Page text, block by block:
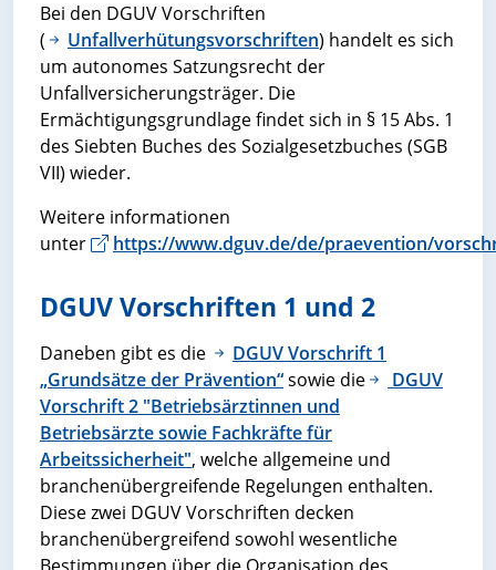
Bei den DGUV Vorschriften
(
Unfallverhütungsvorschriften) handelt es sich
um autonomes Satzungsrecht der
Unfallversicherungsträger. Die
Ermächtigungsgrundlage findet sich in § 15 Abs. 1
des Siebten Buches des Sozialgesetzbuches (SGB
VII) wieder.
Weitere informationen
unter
https://www.dguv.de/de/praevention/
DGUV Vorschriften 1 und 2
Daneben gibt es die
DGUV Vorschrift 1
„Grundsätze der Prävention“sowie die
DGUV
Vorschrift 2 "Betriebsärztinnen und
Betriebsärzte sowie Fachkräfte für
Arbeitssicherheit", welche allgemeine und
branchenübergreifende Regelungen enthalten.
Diese zwei DGUV Vorschriften decken
branchenübergreifend sowohl wesentliche